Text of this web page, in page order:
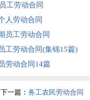
工劳动合同
人劳动合同
员工劳动合同
工劳动合同(集锦15篇)
劳动合同14篇
下一篇： 务工农民劳动合同